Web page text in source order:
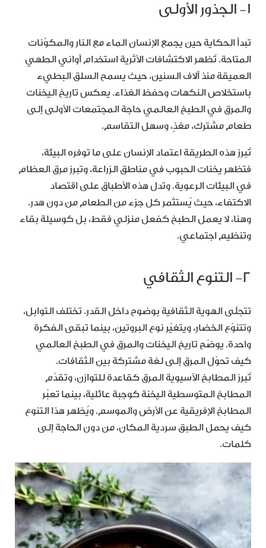
١- الجذور الأولى
تبدأ الحكاية حين يجمع الإنسان الماء مع النار والمكوّنات
المتاحة. تُظهر الاكتشافات الأثرية استخدام أواني الطهي
العميقة منذ آلاف السنين، حيث يسمح السلق البطيء
باستخلاص النكهات وحفظ الغذاء. يعكس تاريخ اليخنات
والمرق في الطبخ العالمي حاجة المجتمعات الأولى إلى
طعام مشترك، مغذٍ، وسهل التقاسم.
تُبرز هذه الطريقة اعتماد الإنسان على ما توفره البيئة،
فتظهر يخنات الحبوب في مناطق الزراعة، وتبرز مرق العظام
في البيئات الرعوية. وتدل هذه الأطباق على اقتصاد
الاكتفاء، حيث يُستثمر كل جزء من الطعام من دون هدر.
وهنا، لا يعمل الطبخ كفعل منزلي فقط، بل كوسيلة بقاء
وتنظيم اجتماعي.
٢- التنوع الثقافي
تتجلّى الهوية الثقافية بوضوح داخل القدر. تختلف التوابل،
وتتنوّع الخضار، ويتغيّر نوع البروتين، بينما تبقى الفكرة
واحدة. يوضّح تاريخ اليخنات والمرق في الطبخ العالمي
كيف تحوّل المرق إلى لغة مشتركة بين الثقافات.
تُبرز المطابخ الآسيوية المرق كقاعدة للتوازن، وتقدّم
المطابخ المتوسطية اليخنة كوجبة عائلية، بينما تعبّر
المطابخ الإفريقية عن الأرض والموسم. ويُظهر هذا التنوع
كيف يحمل الطبق سردية المكان، من دون الحاجة إلى
كلمات.